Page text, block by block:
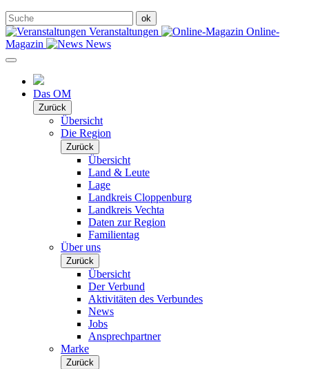
Veranstaltungen
Online-
Magazin
News
Das OM
Zurück
Übersicht
Die Region
Zurück
Übersicht
Land & Leute
Lage
Landkreis Cloppenburg
Landkreis Vechta
Daten zur Region
Familientag
Über uns
Zurück
Übersicht
Der Verbund
Aktivitäten des Verbundes
News
Jobs
Ansprechpartner
Marke
Zurück